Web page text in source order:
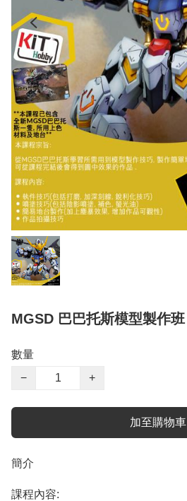
MGSD 巴巴托斯模型製作班
數量
−
+
加至購物車
簡介
課程內容: